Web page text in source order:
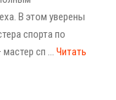
В этом уверены
спорта по
сп ... Читать